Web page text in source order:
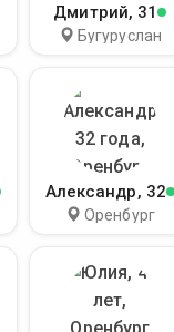
Дмитрий, 31
Бугуруслан
Александр, 32
Оренбург